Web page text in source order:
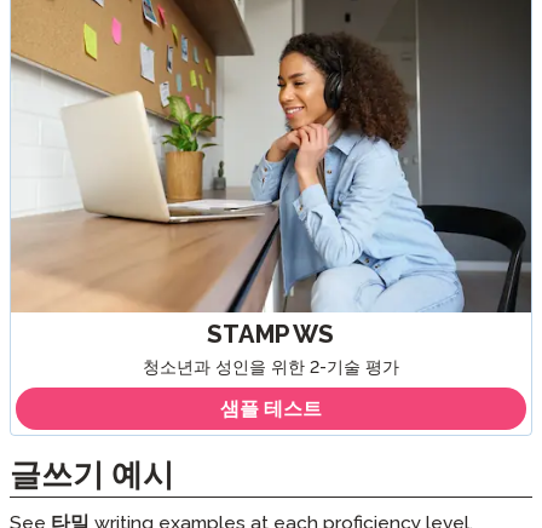
STAMP WS
청소년과 성인을 위한 2-기술 평가
샘플 테스트
글쓰기 예시
See 타밀 writing examples at each proficiency level.